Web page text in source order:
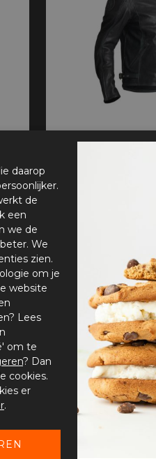
€ 341,10
daarop
de
een
we de
We
zien.
om je
website
Lees
om te
? Dan
cookies.
er
.